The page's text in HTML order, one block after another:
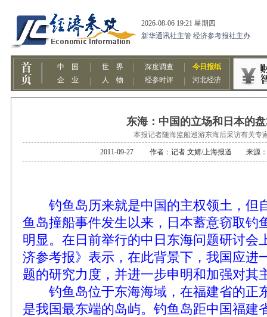
东海：中国的立场和日本的
本报记者随海监船巡游东海后采访有关专
2011-09-27 作者：记者 文婧/上海报道 来源：
钓鱼岛历来就是中国的主权领土，但
鱼岛撞船事件发生以来，日本蓄意窃取钓
明显。在日前举行的中日东海问题研讨会
济参考报》表示，在此背景下，我国应进
题的研究力度，并进一步申明和加强对其
钓鱼岛位于东海海域，在福建省的正
是我国最东端的岛屿。钓鱼岛距中国福建